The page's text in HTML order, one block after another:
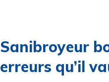
Sanibroyeur
erreurs qu’il